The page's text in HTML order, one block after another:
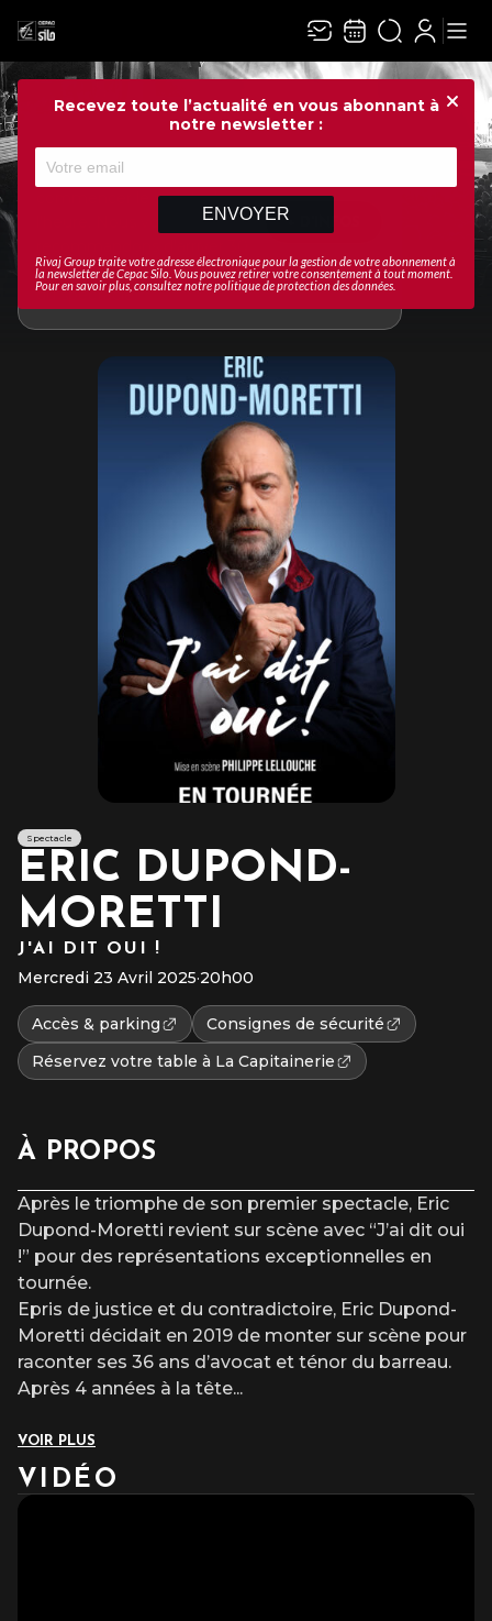
Recevez toute l’actualité en vous abonnant à
notre newsletter :
ENVOYER
Rivaj Group traite votre adresse électronique pour la gestion de votre abonnement à
la newsletter deCepac Silo . Vous pouvez retirer votre consentement à tout moment.
Pour en savoir plus, consultez notrepolitique de protection des données
L'équipe du Cepac Silo fait
son maximum pour
commencer le spectacle à
min minimum avant le début
du spectacle.
+ D'INFOS
Spectacle
ERIC DUPOND-
MORETTI
J'AI DIT OUI !
Mercredi 23 Avril 2025·20h00
Accès & parking
Consignes de sécurité
Réservez votre table à La Capitainerie
À PROPOS
Après le triomphe de son premier spectacle, Eric
Dupond-Moretti revient sur scène avec “J’ai dit oui
!” pour des représentations exceptionnelles en
tournée.
Epris de justice et du contradictoire, Eric Dupond-
Moretti décidait en 2019 de monter sur scène pour
raconter ses 36 ans d’avocat et ténor du barreau.
Après 4 années à la tête...
VOIR PLUS
VIDÉO